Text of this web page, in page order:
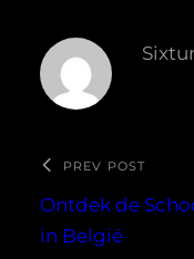
PREV POST
Ontdek de
in België